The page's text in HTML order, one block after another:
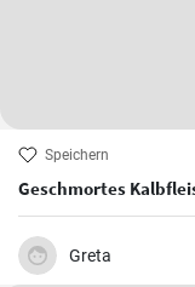
Speichern
Geschmortes
Greta